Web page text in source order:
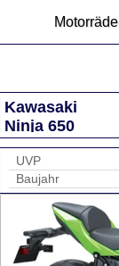
Kawasaki
Ninja 650
UVP
Baujahr